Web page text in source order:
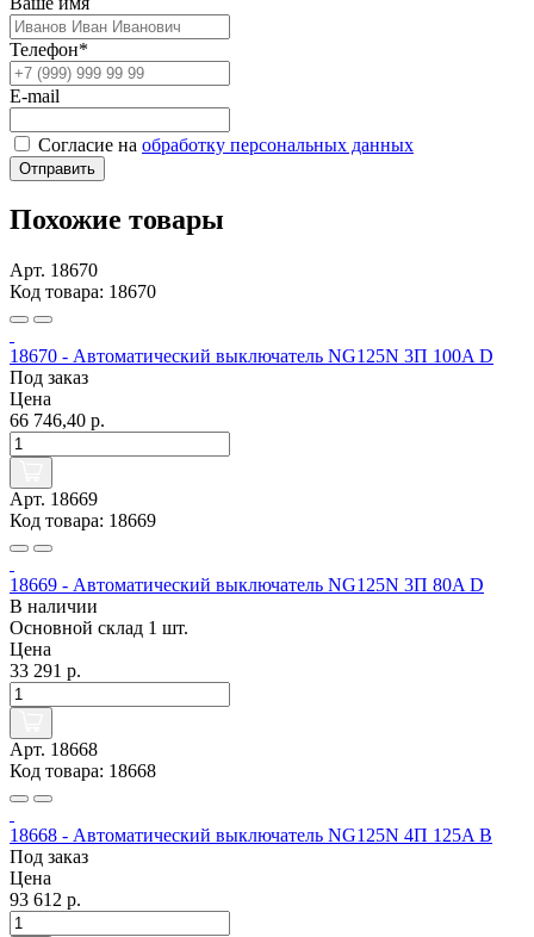
Телефон*
E-mail
Согласие на обработку персональных данных
Отправить
Похожие товары
Арт. 18670
Код товара: 18670
18670 - Автоматический выключатель NG125N 3П 100A D
Под заказ
Цена
66 746,40 р.
Арт. 18669
Код товара: 18669
18669 - Автоматический выключатель NG125N 3П 80A D
В наличии
Основной склад 1 шт.
Цена
33 291 р.
Арт. 18668
Код товара: 18668
18668 - Автоматический выключатель NG125N 4П 125A B
Под заказ
Цена
93 612 р.